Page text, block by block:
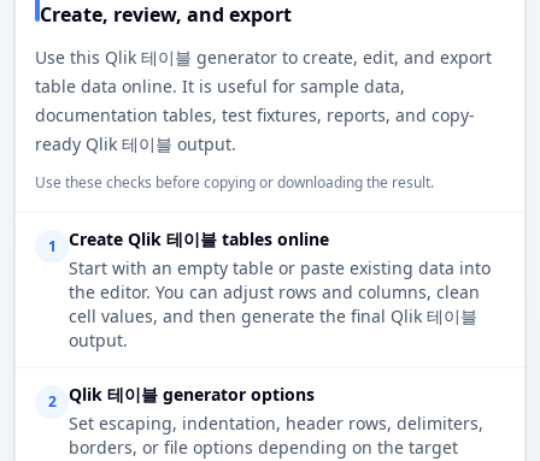
Create, review, and export
Use this Qlik 테이블 generator to create, edit, and export
table data online. It is useful for sample data,
documentation tables, test fixtures, reports, and copy-
ready Qlik 테이블 output.
Use these checks before copying or downloading the result.
1
Create Qlik 테이블 tables online
Start with an empty table or paste existing data into
the editor. You can adjust rows and columns, clean
cell values, and then generate the final Qlik 테이블
output.
2
Qlik 테이블 generator options
Set escaping, indentation, header rows, delimiters,
borders, or file options depending on the target